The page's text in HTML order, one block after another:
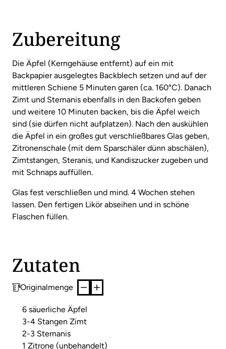
Zubereitung
Die Äpfel (Kerngehäuse entfernt) auf ein mit
Backpapier ausgelegtes Backblech setzen und auf der
mittleren Schiene 5 Minuten garen (ca. 160°C). Danach
Zimt und Sternanis ebenfalls in den Backofen geben
und weitere 10 Minuten backen, bis die Äpfel weich
sind (sie dürfen nicht aufplatzen). Nach den auskühlen
die Äpfel in ein großes gut verschließbares Glas geben,
Zitronenschale (mit dem Sparschäler dünn abschälen),
Zimtstangen, Steranis, und Kandiszucker zugeben und
mit Schnaps auffüllen.
Glas fest verschließen und mind. 4 Wochen stehen
lassen. Den fertigen Likör abseihen und in schöne
Flaschen füllen.
Zutaten
Originalmenge
6 säuerliche Äpfel
3-4 Stangen Zimt
2-3 Sternanis
1 Zitrone (unbehandelt)